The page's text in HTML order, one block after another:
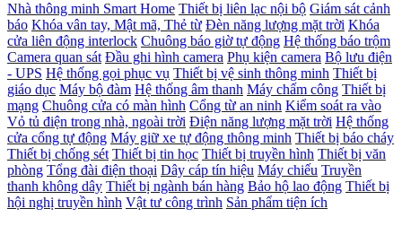
Nhà thông minh Smart Home Thiết bị liên lạc nội bộ Giám sát cảnh
báo Khóa vân tay, Mật mã, Thẻ từ Đèn năng lượng mặt trời Khóa
cửa liên động interlock Chuông báo giờ tự động Hệ thống báo trộm
Camera quan sát Đầu ghi hình camera Phụ kiện camera Bộ lưu điện
- UPS Hệ thống gọi phục vụ Thiết bị vệ sinh thông minh Thiết bị
giáo dục Máy bộ đàm Hệ thống âm thanh Máy chấm công Thiết bị
mạng Chuông cửa có màn hình Cổng từ an ninh Kiểm soát ra vào
Vỏ tủ điện trong nhà, ngoài trời Điện năng lượng mặt trời Hệ thống
cửa cổng tự động Máy giữ xe tự động thông minh Thiết bị báo cháy
Thiết bị chống sét Thiết bị tin học Thiết bị truyền hình Thiết bị văn
phòng Tổng đài điện thoại Dây cáp tín hiệu Máy chiếu Truyền
thanh không dây Thiết bị ngành bán hàng Bảo hộ lao động Thiết bị
hội nghị truyền hình Vật tư công trình Sản phẩm tiện ích